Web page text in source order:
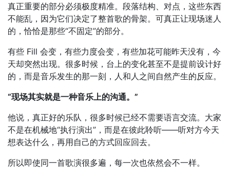
真正重要的部分必须极度精准。段落结构、对点，这些东西
不能乱，因为它们决定了整首歌的骨架。可真正让现场迷人
的，恰恰是那些“不固定”的部分。
有些 Fill 会变，有些力度会变，有些加花可能昨天没有，今
天却突然出现。很多时候，台上的变化甚至不是提前设计好
的，而是音乐发生的那一刻，人和人之间自然产生的反应。
“现场其实就是一种音乐上的沟通。”
他说，真正好的乐队，很多时候已经不需要语言交流。大家
不是在机械地“执行演出”，而是在彼此聆听——听对方今天
想表达什么，再用自己的方式回应回去。
所以即使同一首歌演很多遍，每一次也依然会不一样。